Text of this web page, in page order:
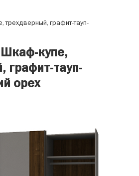
графит-тауп-
купе,
графит-тауп-
орех